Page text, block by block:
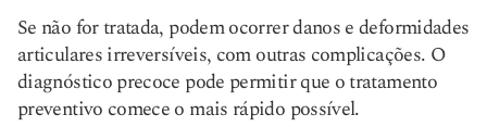
Se não for tratada, podem ocorrer danos e deformidades
articulares irreversíveis, com outras complicações. O
diagnóstico precoce pode permitir que o tratamento
preventivo comece o mais rápido possível.